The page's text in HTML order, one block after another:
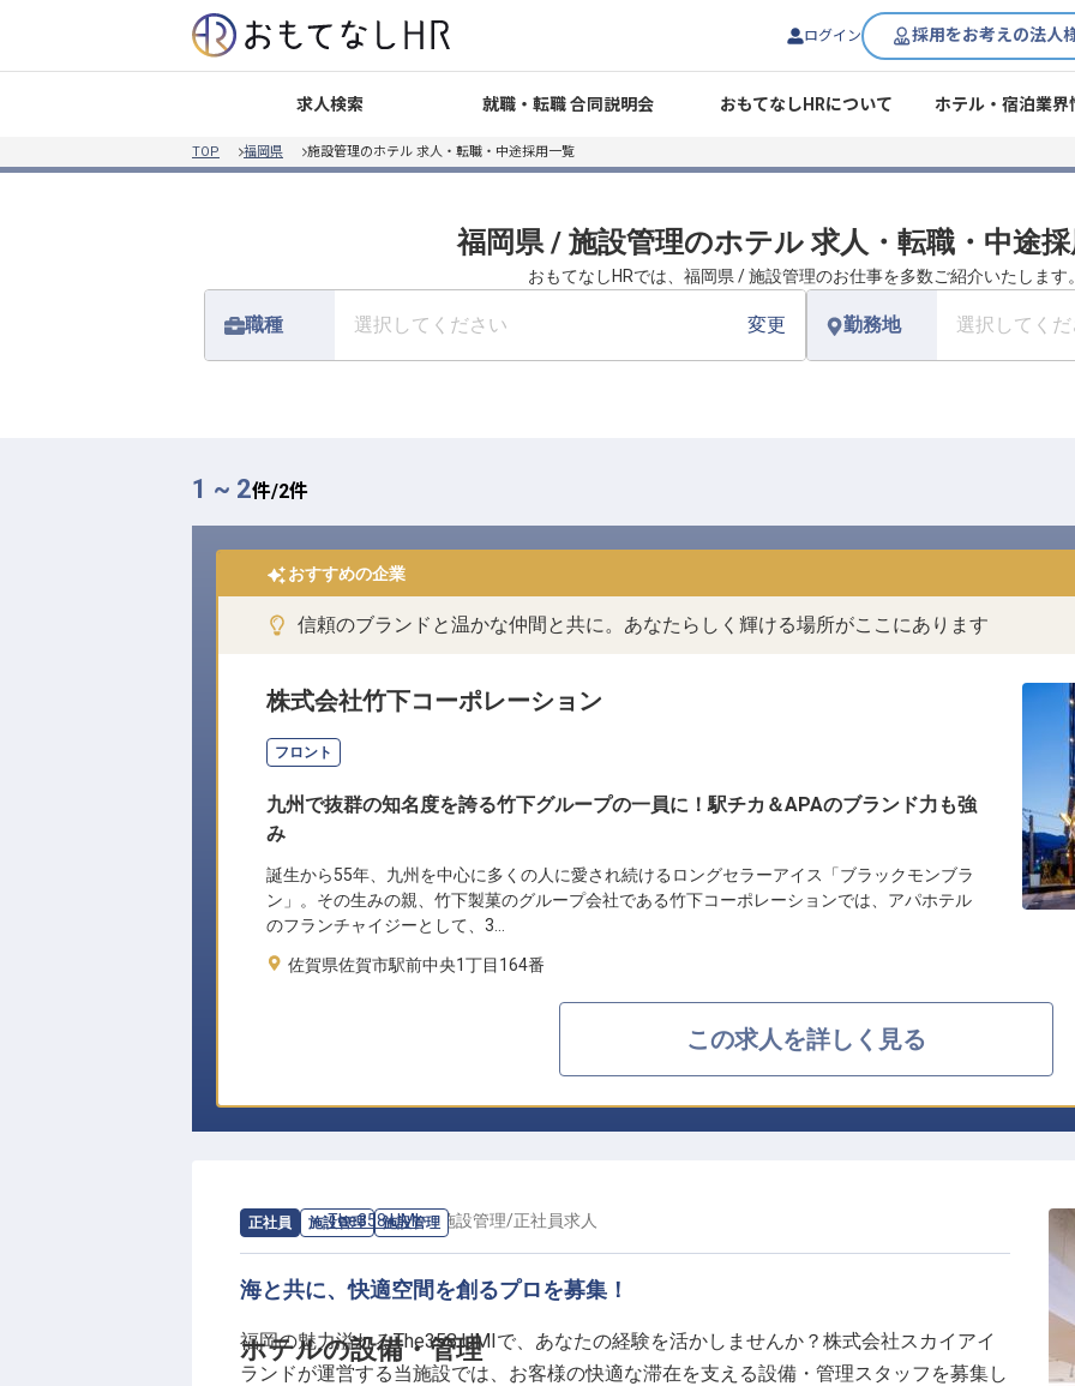
ログイン 採用をお考えの法人
求人検索 就職・転職 合同説明会 おもてなしHRについて ホテル・宿泊業界
TOP 福岡県 施設管理のホテル 求人・転職・中途採用一覧
福岡県 / 施設管理のホテル 求人・転職・中途
おもてなしHRでは、福岡県 / 施設管理のお仕事を多数ご紹介いたします
職種 選択してください 変更 勤務地 選択してく
1 ~ 2件/2件
おすすめの企業
信頼のブランドと温かな仲間と共に。あなたらしく輝ける場所がここにあります
株式会社竹下コーポレーション
フロント
九州で抜群の知名度を誇る竹下グループの一員に！駅チカ＆APAのブランド力も強
み
誕生から55年、九州を中心に多くの人に愛され続けるロングセラーアイス「ブラックモンブラ
ン」。その生みの親、竹下製菓のグループ会社である竹下コーポレーションでは、アパホテル
のフランチャイジーとして、3…
佐賀県佐賀市駅前中央1丁目164番
この求人を詳しく見る
正社員 施設管理 施設管理
ホテルの設備・管理
求人情報：The358 UMIの施設管理/正社員求人
海と共に、快適空間を創るプロを募集！
福岡の魅力溢れるThe358 UMIで、あなたの経験を活かしませんか？株式会社スカイアイ
ランドが運営する当施設では、お客様の快適な滞在を支える設備・管理スタッフを募集し